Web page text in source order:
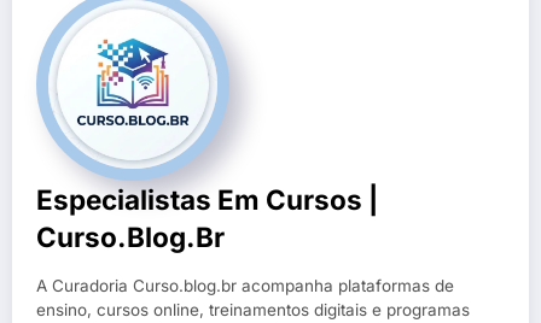
Especialistas Em Cursos |
Curso.blog.br
A Curadoria Curso.blog.br acompanha plataformas de
ensino, cursos online, treinamentos digitais e programas